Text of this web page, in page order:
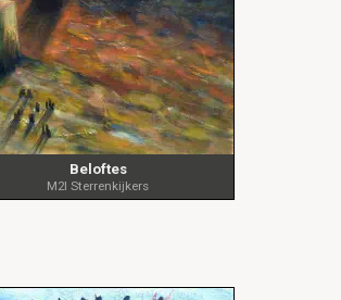
Beloftes
M2I Sterrenkijkers